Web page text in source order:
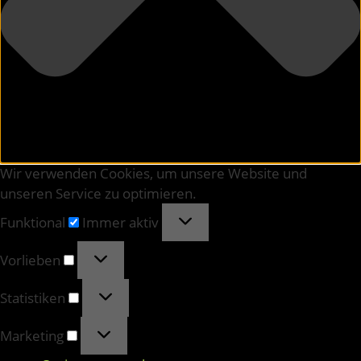
Wir verwenden Cookies, um unsere Website und
unseren Service zu optimieren.
Funktional
Immer aktiv
Vorlieben
Statistiken
Marketing